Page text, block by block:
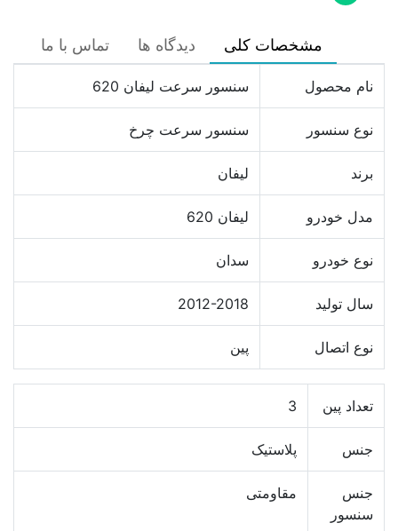
مشخصات کلی دیدگاه ها تماس با ما
نام محصول سنسور سرعت لیفان 620
نوع سنسور سنسور سرعت چرخ
برند لیفان
مدل خودرو لیفان 620
نوع خودرو سدان
سال تولید 2012-2018
نوع اتصال پین
تعداد پین 3
جنس پلاستیک
جنس
سنسور
مقاومتی